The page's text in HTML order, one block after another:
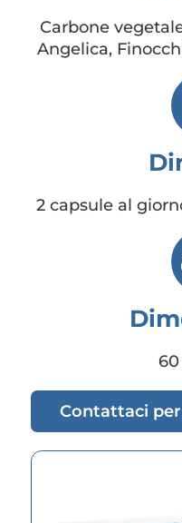
Carbone
Angelica,
2 capsule al
Contattaci